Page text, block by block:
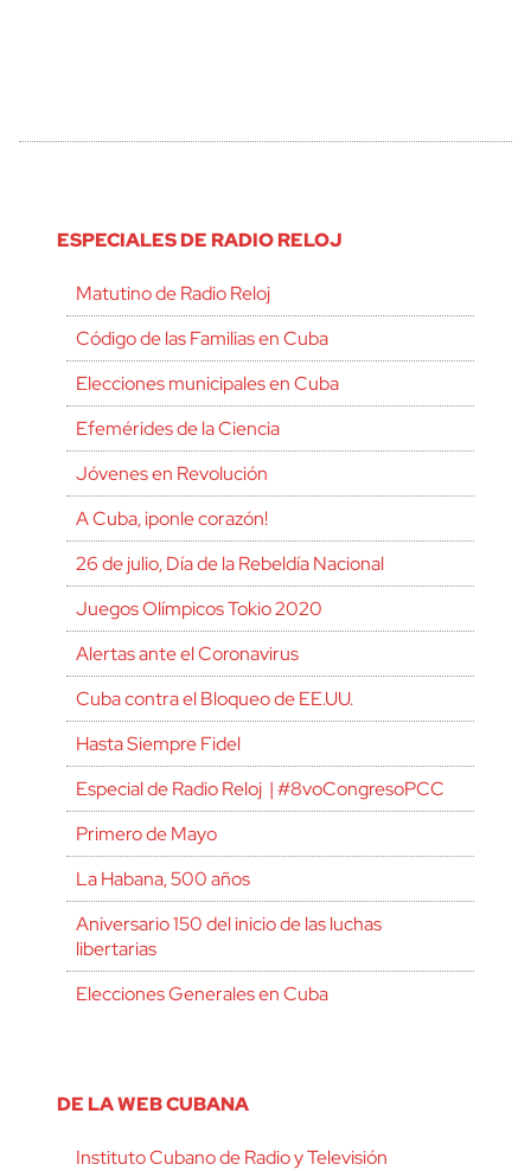
ESPECIALES DE RADIO RELOJ
Matutino de Radio Reloj
Código de las Familias en Cuba
Elecciones municipales en Cuba
Efemérides de la Ciencia
Jóvenes en Revolución
A Cuba, ¡ponle corazón!
26 de julio, Día de la Rebeldía Nacional
Juegos Olímpicos Tokio 2020
Alertas ante el Coronavirus
Cuba contra el Bloqueo de EE.UU.
Hasta Siempre Fidel
Especial de Radio Reloj | #8voCongresoPCC
Primero de Mayo
La Habana, 500 años
Aniversario 150 del inicio de las luchas
libertarias
Elecciones Generales en Cuba
DE LA WEB CUBANA
Instituto Cubano de Radio y Televisión